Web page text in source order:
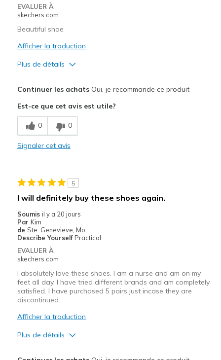
EVALUER À
skechers.com
Beautiful shoe
Afficher la traduction
Plus de détails
Comfortable
Stylish
Travel
Width
View On Shoes
Continuer les achatsOui, je recommande ce produit
Est-ce que cet avis est utile?
0 0
Signaler cet avis
5
I will definitely buy these shoes again.
Soumis il y a 20 jours
Par Kim
de Ste. Genevieve, Mo.
Describe Yourself Practical
EVALUER À
skechers.com
I absolutely love these shoes. I am a nurse and am on my
feet all day. I have tried different brands and am completely
satisfied. I have purchased 5 pairs just incase they are
discontinued.
Afficher la traduction
Plus de détails